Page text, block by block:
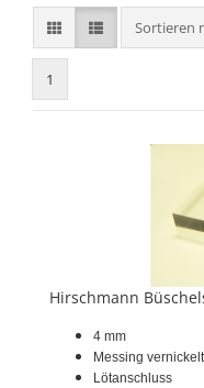
Sortieren
Sortieren
1
Hirschmann
4 mm
Messing vernickelt
Lötanschluss